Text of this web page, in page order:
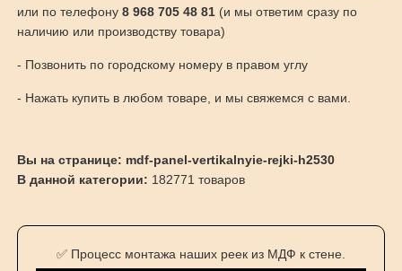
или по телефону 8 968 705 48 81(и мы ответим сразу по
наличию или производству товара)
- Позвонить по городскому номеру в правом углу
- Нажать купить в любом товаре, и мы свяжемся с вами.
Вы на странице: mdf-panel-vertikalnyie-rejki-h2530
В данной категории: 182771 товаров
✅ Процесс монтажа наших реек из МДФ к стене.